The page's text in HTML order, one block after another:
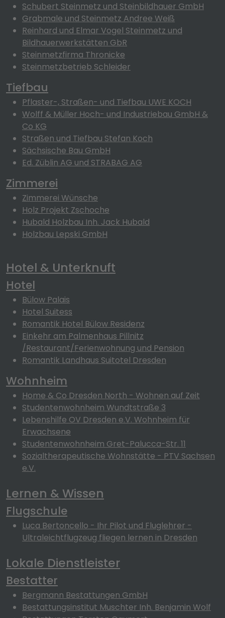
Schubert Steinmetz und Steinbildhauer GmbH
Grabmale und Steinmetz Andree Weiß
Reinhard und Elmar Vogel Steinmetz und
Bildhauerwerkstätten GbR
Steinmetzfirma Thronicke
Steinmetzbetrieb Schleider
Tiefbau
Pflaster-, Straßen- und Tiefbau UWE KOCH
Wolff & Müller Hoch- und Industriebau GmbH &
Co KG
Straßen und Tiefbau Stefan Koch
Sächsische Bau GmbH
Ed. Züblin AG und STRABAG AG
Zimmerei
Zimmerei Wünsche
Holz Projekt Zschoche
Hubald Holzbau Inh. Jack Hubald
Holzbau Lepski GmbH
Hotel & Unterknuft
Hotel
Bülow Palais
Hotel Suitess
Romantik Hotel Bülow Residenz
Einkehr am Palmenhaus Pillnitz
/Restaurant/Ferienwohnung und Pension
Romantik Landhaus Suitotel Dresden
Wohnheim
Home & Co Dresden North - Wohnen auf Zeit
Studentenwohnheim Wundtstraße 3
Lebenshilfe OV Dresden e.V. Wohnheim für
Erwachsene
Studentenwohnheim Gret-Palucca-Str. 11
Sozialtherapeutische Wohnstätte - PTV Sachsen
e.V.
Lernen & Wissen
Flugschule
Luca Bertoncello - Ihr Pilot und Fluglehrer -
Ultraleichtflugzeug fliegen lernen in Dresden
Lokale Dienstleister
Bestatter
Bergmann Bestattungen GmbH
Bestattungsinstitut Muschter Inh. Benjamin Wolf